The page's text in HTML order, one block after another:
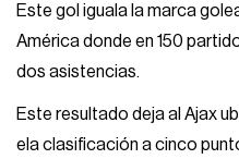
Este gol iguala la marca
América donde en 150
dos asistencias.
Este resultado deja al Ajax
ela clasificación a cinco